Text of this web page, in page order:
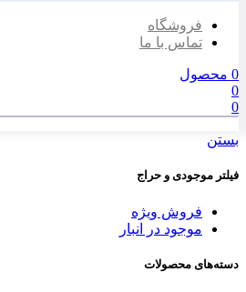
فروشگاه
تماس با ما
0 محصول
0
0
بستن
فیلتر موجودی و حراج
فروش ویژه
موجود در انبار
دسته‌های محصولات